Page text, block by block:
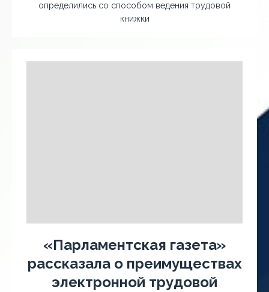
определились со способом ведения трудовой
книжки
«Парламентская газета»
рассказала о преимуществах
электронной трудовой